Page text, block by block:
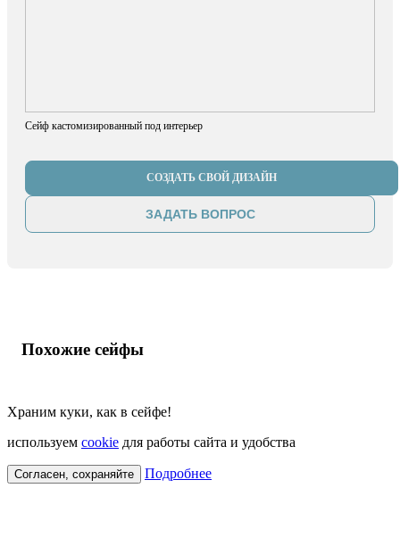
Сейф кастомизированный под интерьер
СОЗДАТЬ СВОЙ ДИЗАЙН
ЗАДАТЬ ВОПРОС
Похожие сейфы
Храним куки, как в сейфе!
используем cookie для работы сайта и удобства
Согласен, сохраняйте Подробнее